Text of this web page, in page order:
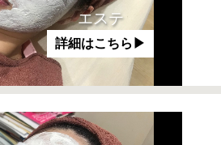
エステ
詳細はこちら▶︎